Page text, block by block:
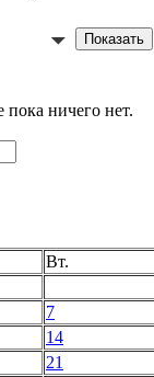
Показать
пока ничего нет.
Вт.
7
14
21